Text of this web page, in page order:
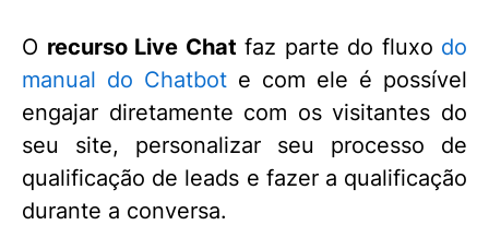
O recurso Live Chatfaz parte do fluxo do
manual do Chatbot e com ele é possível
engajar diretamente com os visitantes do
seu site, personalizar seu processo de
qualificação de leads e fazer a qualificação
durante a conversa.